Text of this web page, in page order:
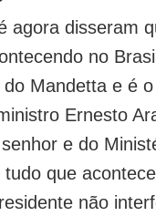
agora disseram
no
Mandetta e é
Ernesto
e do
que
não